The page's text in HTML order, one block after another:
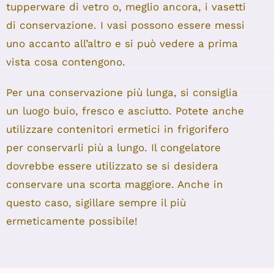
tupperware di vetro o, meglio ancora, i vasetti
di conservazione. I vasi possono essere messi
uno accanto all’altro e si può vedere a prima
vista cosa contengono.
Per una conservazione più lunga, si consiglia
un luogo buio, fresco e asciutto. Potete anche
utilizzare contenitori ermetici in frigorifero
per conservarli più a lungo. Il congelatore
dovrebbe essere utilizzato se si desidera
conservare una scorta maggiore. Anche in
questo caso, sigillare sempre il più
ermeticamente possibile!